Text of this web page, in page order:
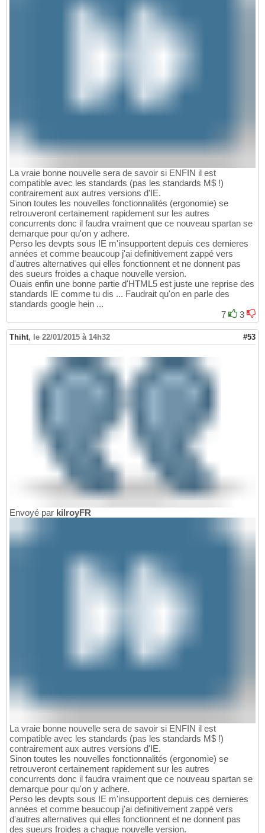
La vraie bonne nouvelle sera de savoir si ENFIN il est
compatible avec les standards (pas les standards M$ !)
contrairement aux autres versions d'IE.
Sinon toutes les nouvelles fonctionnalités (ergonomie) se
retrouveront certainement rapidement sur les autres
concurrents donc il faudra vraiment que ce nouveau spartan se
demarque pour qu'on y adhere.
Perso les devpts sous IE m'insupportent depuis ces dernieres
années et comme beaucoup j'ai definitivement zappé vers
d'autres alternatives qui elles fonctionnent et ne donnent pas
des sueurs froides a chaque nouvelle version.
Ouais enfin une bonne partie d'HTML5 est juste une reprise des
standards IE comme tu dis ... Faudrait qu'on en parle des
standards google hein ...
7
3
Thiht, le 22/01/2015 à 14h32 #53
Envoyé par kilroyFR
La vraie bonne nouvelle sera de savoir si ENFIN il est
compatible avec les standards (pas les standards M$ !)
contrairement aux autres versions d'IE.
Sinon toutes les nouvelles fonctionnalités (ergonomie) se
retrouveront certainement rapidement sur les autres
concurrents donc il faudra vraiment que ce nouveau spartan se
demarque pour qu'on y adhere.
Perso les devpts sous IE m'insupportent depuis ces dernieres
années et comme beaucoup j'ai definitivement zappé vers
d'autres alternatives qui elles fonctionnent et ne donnent pas
des sueurs froides a chaque nouvelle version.